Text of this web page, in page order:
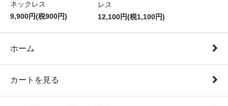
ネックレス
9,900円(税900円)
レス
12,100円(税1,100円)
ホーム
カートを見る